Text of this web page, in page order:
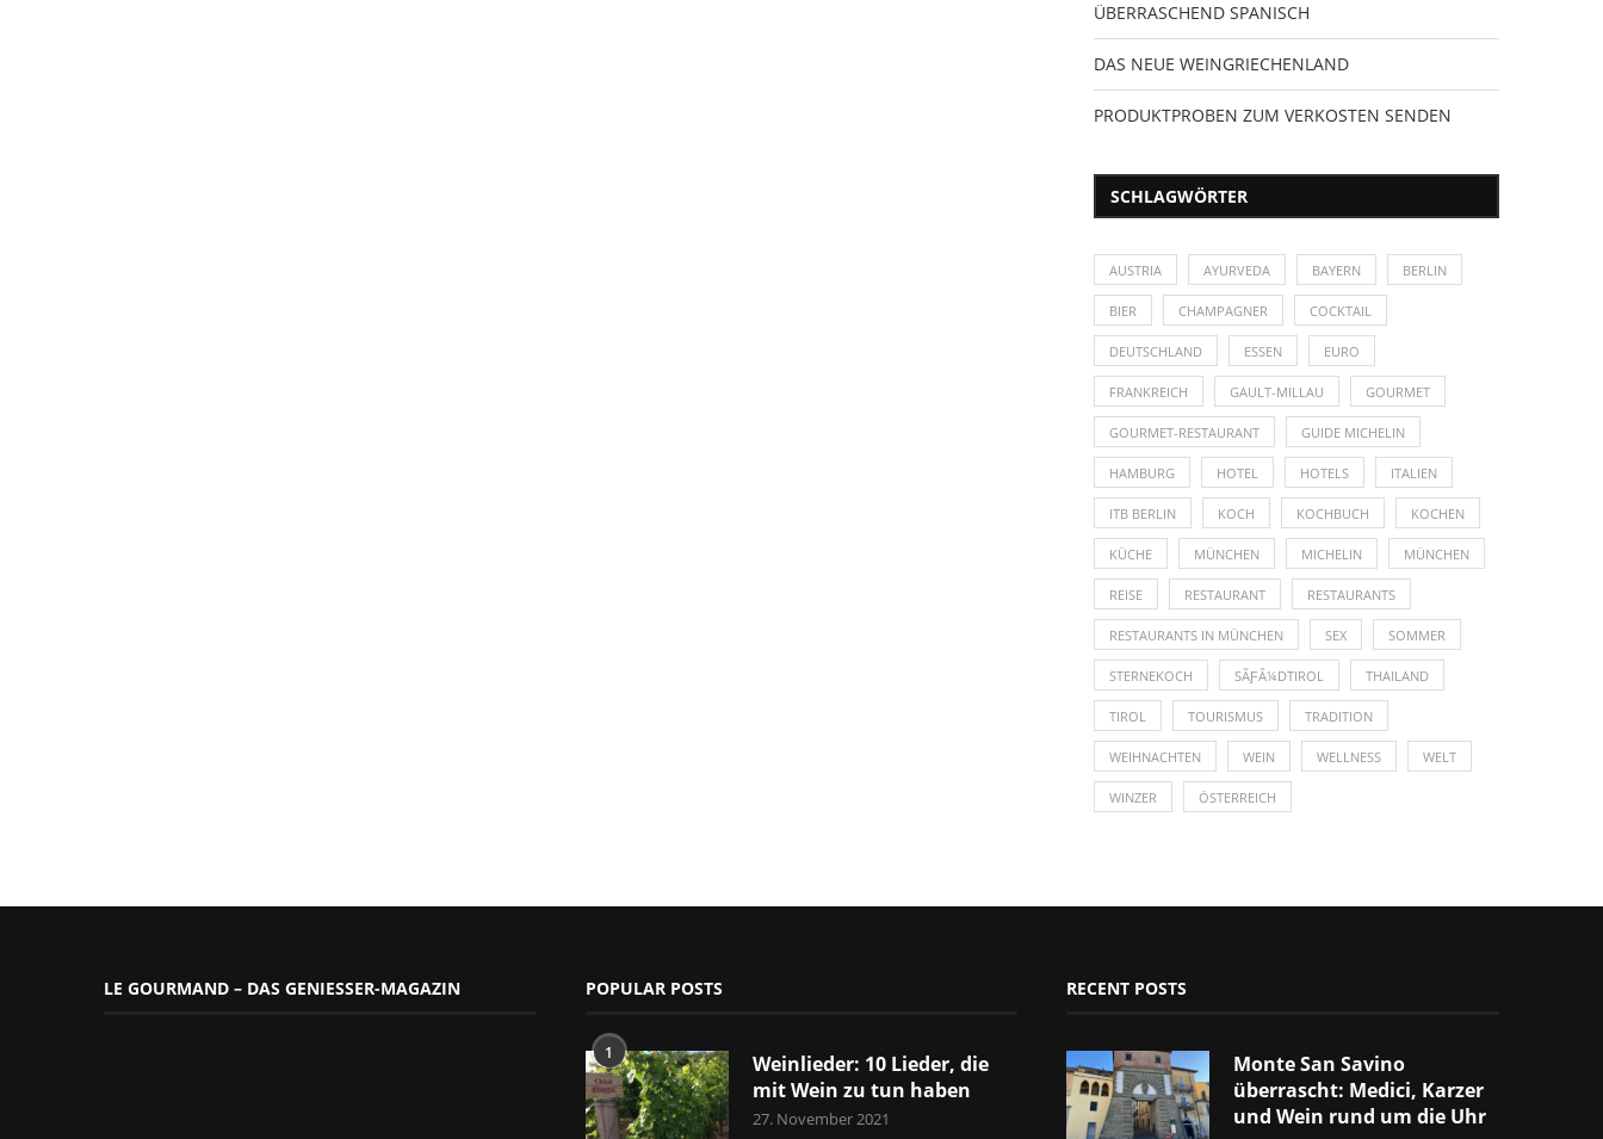
ÜBERRASCHEND SPANISCH
DAS NEUE WEINGRIECHENLAND
PRODUKTPROBEN ZUM VERKOSTEN SENDEN
SCHLAGWÖRTER
AUSTRIA AYURVEDA BAYERN BERLIN
BIER CHAMPAGNER COCKTAIL
DEUTSCHLAND ESSEN EURO
FRANKREICH GAULT-MILLAU GOURMET
GOURMET-RESTAURANT GUIDE MICHELIN
HAMBURG HOTEL HOTELS ITALIEN
ITB BERLIN KOCH KOCHBUCH KOCHEN
KÜCHE MÜNCHEN MICHELIN MÜNCHEN
REISE RESTAURANT RESTAURANTS
RESTAURANTS IN MÜNCHEN SEX SOMMER
STERNEKOCH SÃƑÂ¼DTIROL THAILAND
TIROL TOURISMUS TRADITION
WEIHNACHTEN WEIN WELLNESS WELT
WINZER ÖSTERREICH
LE GOURMAND – DAS GENIESSER-MAGAZIN POPULAR POSTS
1
Weinlieder: 10 Lieder, die
mit Wein zu tun haben
27. November 2021
RECENT POSTS
Monte San Savino
überrascht: Medici, Karzer
und Wein rund um die Uhr